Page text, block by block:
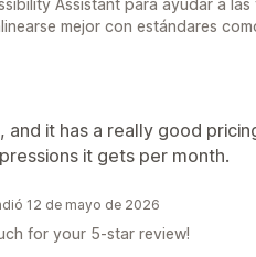
mejor con estándares
and it has a really good
it gets per month.
12 de mayo de 2026
for your 5-star review!